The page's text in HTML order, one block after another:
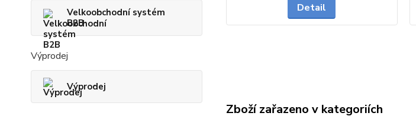
Velkoobchodní systém
B2B
Výprodej
Výprodej
Detail
Zboží zařazeno v kategoriích